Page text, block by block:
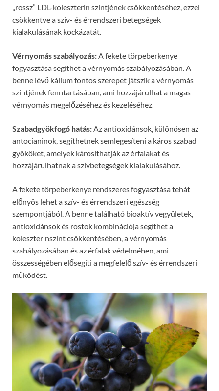
„rossz” LDL-koleszterin szintjének csökkentéséhez, ezzel
csökkentve a szív- és érrendszeri betegségek
kialakulásának kockázatát.
Vérnyomás szabályozás: A fekete törpeberkenye
fogyasztása segíthet a vérnyomás szabályozásában. A
benne lévő kálium fontos szerepet játszik a vérnyomás
szintjének fenntartásában, ami hozzájárulhat a magas
vérnyomás megelőzéséhez és kezeléséhez.
Szabadgyökfogó hatás: Az antioxidánsok, különösen az
antocianinok, segíthetnek semlegesíteni a káros szabad
gyököket, amelyek károsíthatják az érfalakat és
hozzájárulhatnak a szívbetegségek kialakulásához.
A fekete törpeberkenye rendszeres fogyasztása tehát
előnyös lehet a szív- és érrendszeri egészség
szempontjából. A benne található bioaktív vegyületek,
antioxidánsok és rostok kombinációja segíthet a
koleszterinszint csökkentésében, a vérnyomás
szabályozásában és az érfalak védelmében, ami
összességében elősegíti a megfelelő szív- és érrendszeri
működést.